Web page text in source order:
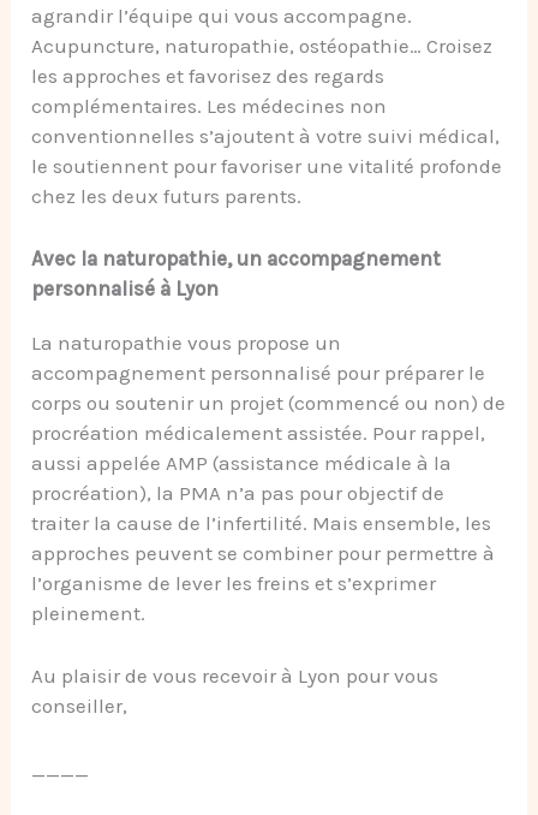
agrandir l’équipe qui vous accompagne.
Acupuncture, naturopathie, ostéopathie… Croisez
les approches et favorisez des regards
complémentaires. Les médecines non
conventionnelles s’ajoutent à votre suivi médical,
le soutiennent pour favoriser une vitalité profonde
chez les deux futurs parents.
Avec la naturopathie, un accompagnement
personnalisé à Lyon
La naturopathie vous propose un
accompagnement personnalisé pour préparer le
corps ou soutenir un projet (commencé ou non) de
procréation médicalement assistée. Pour rappel,
aussi appelée AMP (assistance médicale à la
procréation), la PMA n’a pas pour objectif de
traiter la cause de l’infertilité. Mais ensemble, les
approches peuvent se combiner pour permettre à
l’organisme de lever les freins et s’exprimer
pleinement.
Au plaisir de vous recevoir à Lyon pour vous
conseiller,